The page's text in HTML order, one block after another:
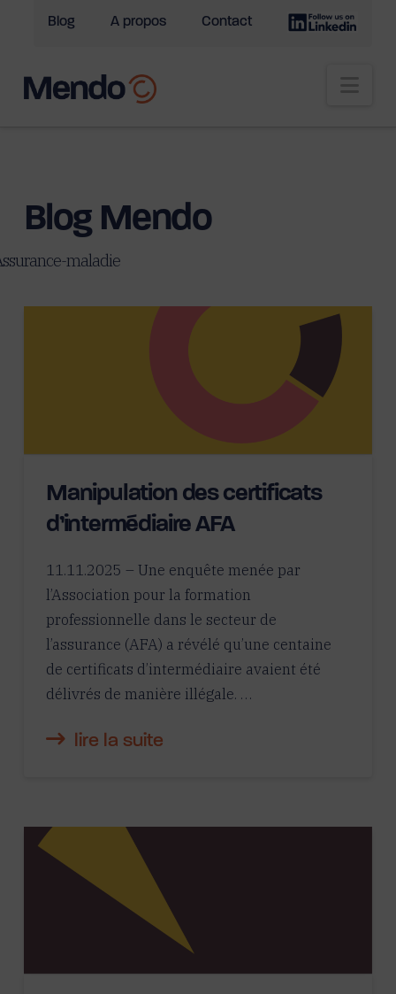
Blog A propos Contact
Blog Mendo
maladie
Manipulation des certificats
d’intermédiaire AFA
11.11.2025 – Une enquête menée par
l’Association pour la formation
professionnelle dans le secteur de
l’assurance (AFA) a révélé qu’une centaine
de certificats d’intermédiaire avaient été
délivrés de manière illégale. …
lire la suite